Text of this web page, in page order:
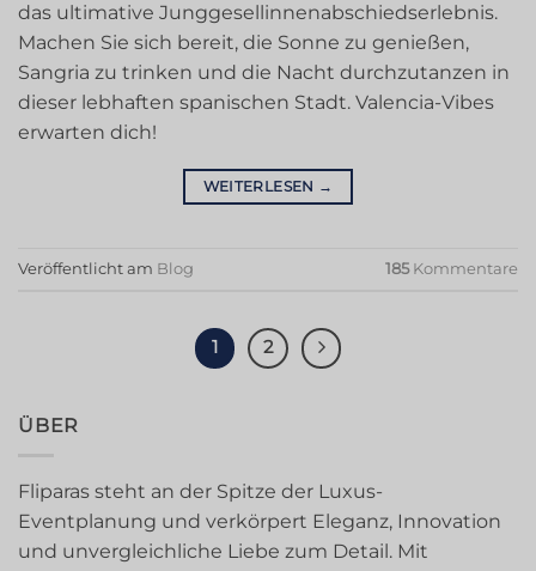
das ultimative Junggesellinnenabschiedserlebnis.
Machen Sie sich bereit, die Sonne zu genießen,
Sangria zu trinken und die Nacht durchzutanzen in
dieser lebhaften spanischen Stadt. Valencia-Vibes
erwarten dich!
WEITERLESEN →
Veröffentlicht am Blog 185Kommentare
1 2
ÜBER
Fliparas steht an der Spitze der Luxus-
Eventplanung und verkörpert Eleganz, Innovation
und unvergleichliche Liebe zum Detail. Mit